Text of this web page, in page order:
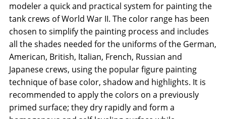
modeler a quick and practical system for painting the
tank crews of World War II. The color range has been
chosen to simplify the painting process and includes
all the shades needed for the uniforms of the German,
American, British, Italian, French, Russian and
Japanese crews, using the popular figure painting
technique of base color, shadow and highlights. It is
recommended to apply the colors on a previously
primed surface; they dry rapidly and form a